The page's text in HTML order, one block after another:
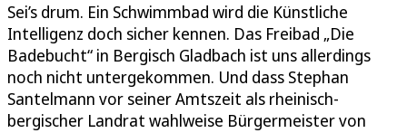
Sei’s drum. Ein Schwimmbad wird die Künstliche
Intelligenz doch sicher kennen. Das Freibad „Die
Badebucht“ in Bergisch Gladbach ist uns allerdings
noch nicht untergekommen. Und dass Stephan
Santelmann vor seiner Amtszeit als rheinisch-
bergischer Landrat wahlweise Bürgermeister von